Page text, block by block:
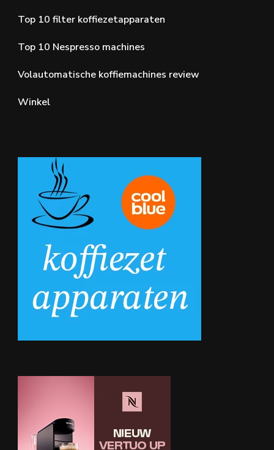
Top 10 filter koffiezetapparaten
Top 10 Nespresso machines
Volautomatische koffiemachines review
Winkel